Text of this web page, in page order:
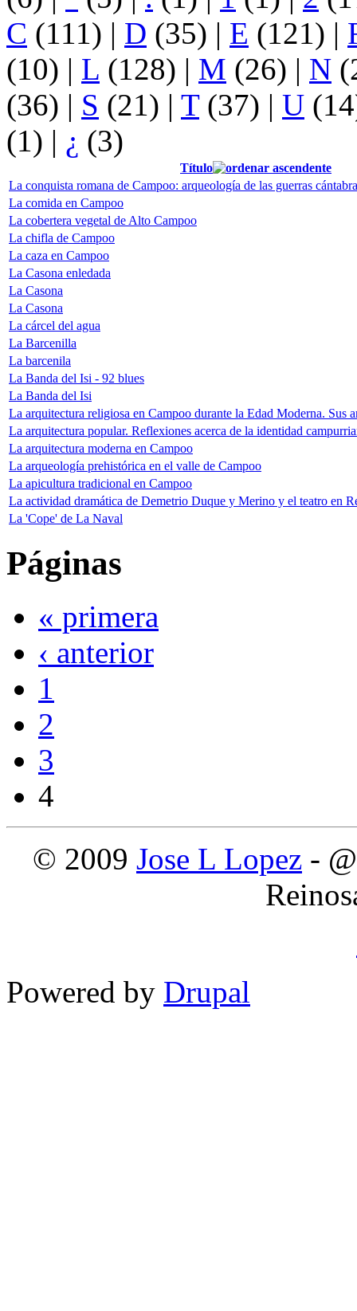
C (111) | D (35) | E (121) |
(10) | L (128) | M (26) | N
(36) | S (21) | T(37) | U
(1) | ¿ (3)
Título
La conquista romana de Campoo: arqueología de las guerras
La comida en Campoo
La cobertera vegetal de Alto Campoo
La chifla de Campoo
La caza en Campoo
La Casona enledada
La Casona
La Casona
La cárcel del agua
La Barcenilla
La barcenila
La Banda del Isi - 92 blues
La Banda del Isi
La arquitectura religiosa en Campoo durante la Edad Moderna. Sus
La arquitectura popular. Reflexiones acerca de la identidad
La arquitectura moderna en Campoo
La arqueología prehistórica en el valle de Campoo
La apicultura tradicional en Campoo
La actividad dramática de Demetrio Duque y Merino y el teatro en
La 'Cope' de La Naval
Páginas
« primera
‹ anterior
1
2
3
4
© 2009 Jose L Lopez -
Powered by Drupal